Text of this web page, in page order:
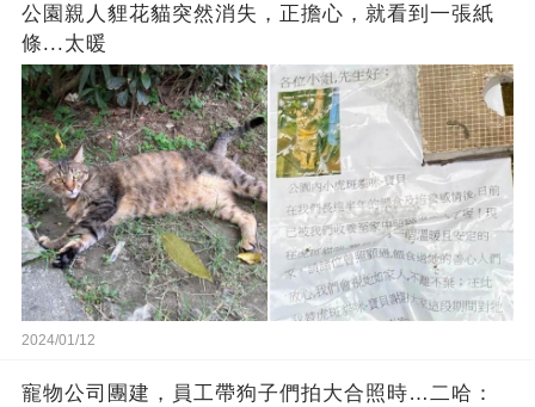
公園親人貍花貓突然消失，正擔心，就看到一張紙
條...太暖
2024/01/12
寵物公司團建，員工帶狗子們拍大合照時…二哈：